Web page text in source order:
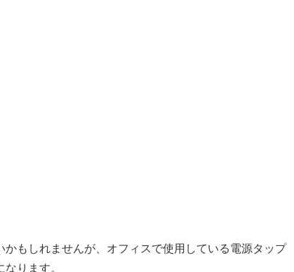
もしれませんが、オフィスで使用している電源タップ
ります。